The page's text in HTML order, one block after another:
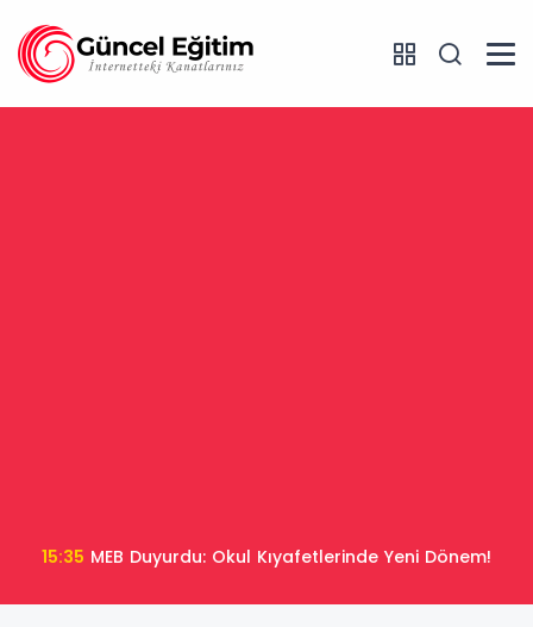
15:35 MEB Duyurdu: Okul Kıyafetlerinde Yeni Dönem!